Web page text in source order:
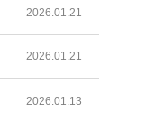
2026.01.21
2026.01.21
2026.01.13